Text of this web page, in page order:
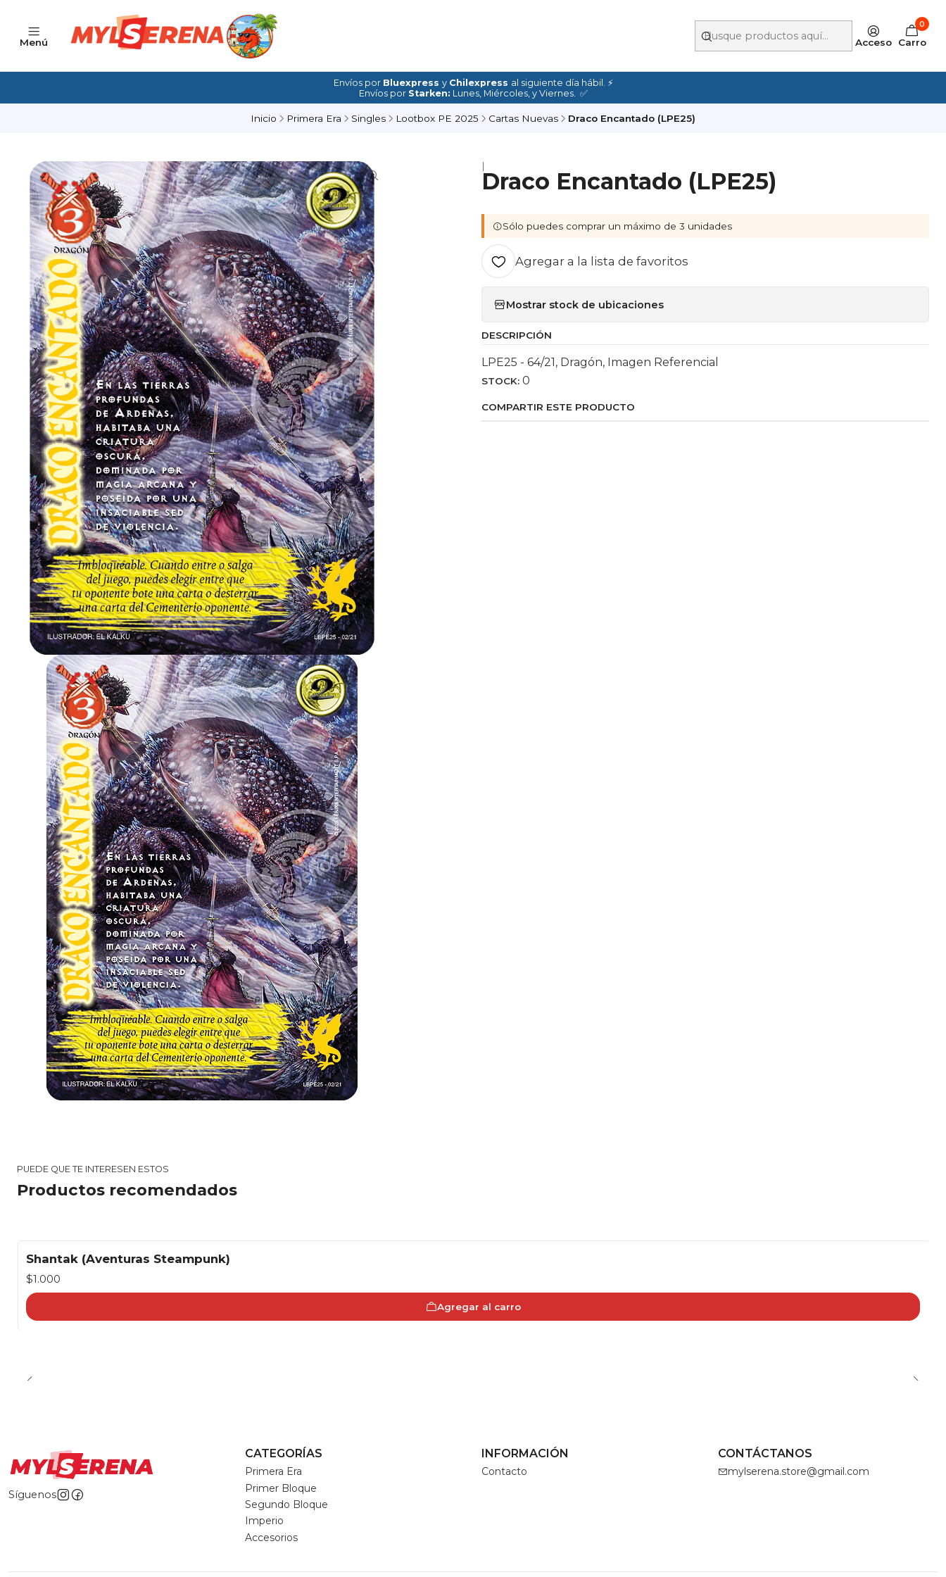
Menú Acceso
0
Carro
Envíos por Bluexpress y Chilexpress al siguiente día hábil. ⚡
Envíos por Starken: Lunes, Miércoles, y Viernes. ✅
Inicio Primera Era Singles Lootbox PE 2025 Cartas Nuevas Draco Encantado (LPE25)
|
Draco Encantado (LPE25)
Sólo puedes comprar un máximo de 3 unidades
Agregar a la lista de favoritos
Mostrar stock de ubicaciones
DESCRIPCIÓN
LPE25 - 64/21, Dragón, Imagen Referencial
STOCK: 0
COMPARTIR ESTE PRODUCTO
PUEDE QUE TE INTERESEN ESTOS
Productos recomendados
Shantak (Aventuras Steampunk)
$1.000
Agregar al carro
Síguenos
CATEGORÍAS
Primera Era
Primer Bloque
Segundo Bloque
Imperio
Accesorios
INFORMACIÓN
Contacto
CONTÁCTANOS
mylserena.store@gmail.com